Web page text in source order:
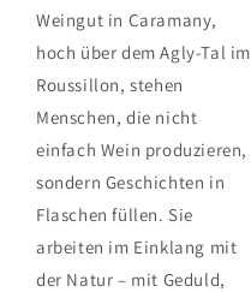
Weingut in Caramany,
hoch über dem Agly-Tal im
Roussillon, stehen
Menschen, die nicht
einfach Wein produzieren,
sondern Geschichten in
Flaschen füllen. Sie
arbeiten im Einklang mit
der Natur – mit Geduld,